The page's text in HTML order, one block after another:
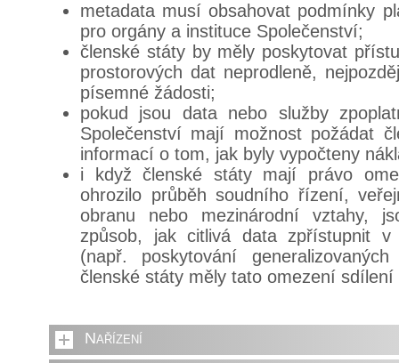
metadata musí obsahovat podmínky
pro orgány a instituce Společenství;
členské státy by měly poskytovat
prostorových dat neprodleně,
písemné žádosti;
pokud jsou data nebo služby
Společenství mají možnost požádat
informací o tom, jak byly vypočteny
i když členské státy mají právo
ohrozilo průběh soudního řízení,
obranu nebo mezinárodní vztahy,
způsob, jak citlivá data zpřístupnit v
(např. poskytování
členské státy měly tato omezení sdílení
Nařízení